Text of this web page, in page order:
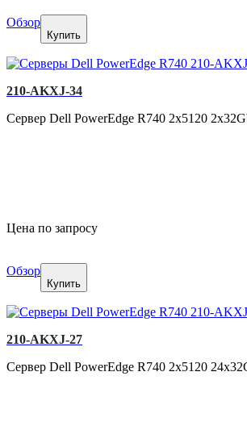
Обзор
Купить
210-AKXJ-34
Сервер Dell PowerEdge R740 2x5120
Цена по запросу
Обзор
Купить
210-AKXJ-27
Сервер Dell PowerEdge R740 2x5120